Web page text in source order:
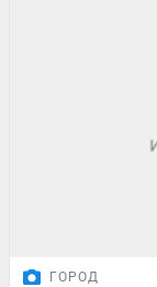
ГОРОД